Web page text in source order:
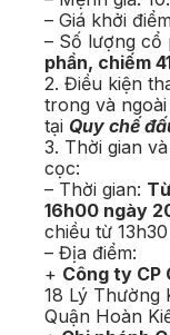
– Giá khởi
– Số lượng cổ
phần, chiếm
2. Điều kiện
trong và
tại Quy chế
3. Thời gian
cọc:
– Thời gian:
16h00 ngày
chiều từ
– Địa điểm:
+ Công ty CP
18 Lý Thường
Quận Hoàn